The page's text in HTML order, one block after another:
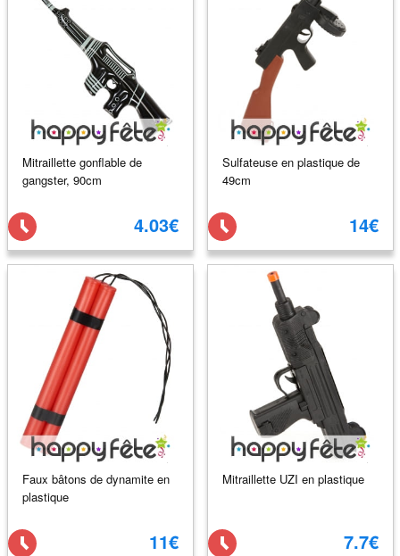
Mitraillette gonflable de
gangster, 90cm
4.03€
Sulfateuse en plastique de
49cm
14€
Faux bâtons de dynamite en
plastique
11€
Mitraillette UZI en plastique
7.7€